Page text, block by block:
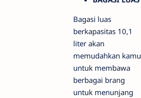
Bagasi luas
berkapasitas 10,1
liter akan
memudahkan kamu
untuk membawa
berbagai brang
untuk menunjang